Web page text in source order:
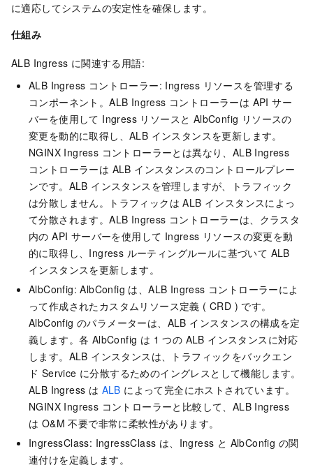
に適応してシステムの安定性を確保します。
仕組み
ALB Ingress に関連する用語:
ALB Ingress コントローラー: Ingress リソースを管理する
コンポーネント。ALB Ingress コントローラーは API サー
バーを使用して Ingress リソースと AlbConfig リソースの
変更を動的に取得し、ALB インスタンスを更新します。
NGINX Ingress コントローラーとは異なり、ALB Ingress
コントローラーは ALB インスタンスのコントロールプレー
ンです。ALB インスタンスを管理しますが、トラフィック
は分散しません。トラフィックは ALB インスタンスによっ
て分散されます。ALB Ingress コントローラーは、クラスタ
内の API サーバーを使用して Ingress リソースの変更を動
的に取得し、Ingress ルーティングルールに基づいて ALB
インスタンスを更新します。
AlbConfig: AlbConfig は、ALB Ingress コントローラーによ
って作成されたカスタムリソース定義 ( CRD ) です。
AlbConfig のパラメーターは、ALB インスタンスの構成を定
義します。各 AlbConfig は 1 つの ALB インスタンスに対応
します。ALB インスタンスは、トラフィックをバックエン
ド Service に分散するためのイングレスとして機能します。
ALB Ingress は ALB によって完全にホストされています。
NGINX Ingress コントローラーと比較して、ALB Ingress
は O&M 不要で非常に柔軟性があります。
IngressClass: IngressClass は、Ingress と AlbConfig の関
連付けを定義します。